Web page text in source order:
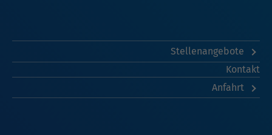
Stellenangebote
Kontakt
Anfahrt